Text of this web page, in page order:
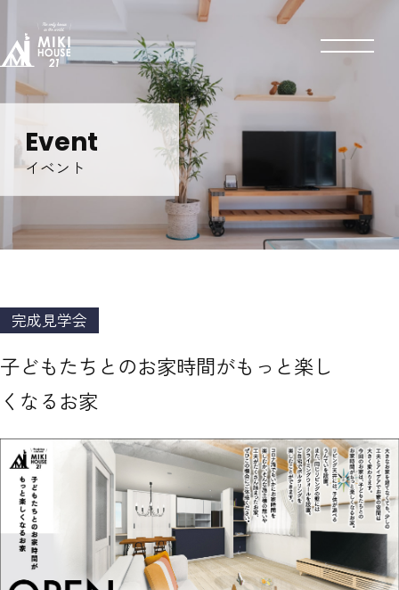
Event
イベント
完成見学会
子どもたちとのお家時間がもっと楽し
くなるお家